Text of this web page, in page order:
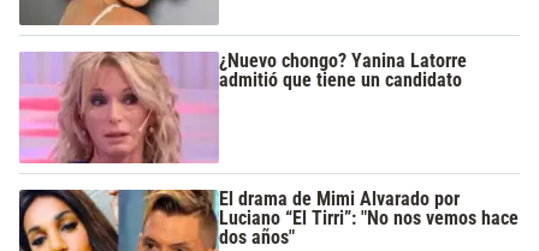
¿Nuevo chongo? Yanina Latorre
admitió que tiene un candidato
El drama de Mimi Alvarado por
Luciano “El Tirri”: "No nos vemos hace
dos años"